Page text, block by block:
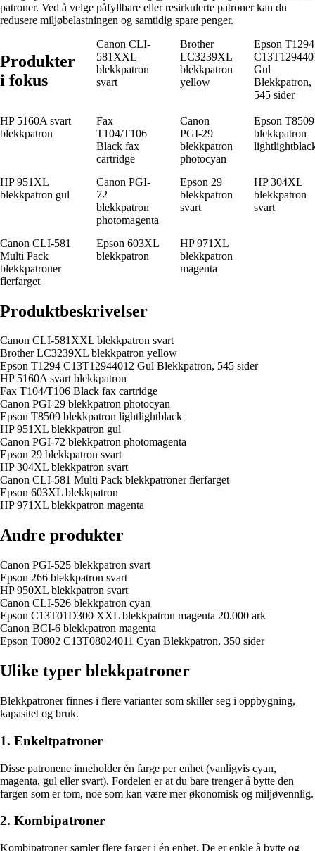
patroner. Ved å velge påfyllbare eller resirkulerte patroner kan du
redusere miljøbelastningen og samtidig spare penger.
Produkter
i fokus
Canon CLI-
581XXL
blekkpatron
svart
Brother
LC3239XL
blekkpatron
yellow
Epson T1294
Gul
Blekkpatron,
545 sider
HP 5160A svart
blekkpatron
Fax
T104/T106
Black fax
cartridge
Canon
PGI-29
blekkpatron
photocyan
Epson T8509
blekkpatron
HP 951XL
blekkpatron gul
Canon PGI-
72
blekkpatron
photomagenta
Epson 29
blekkpatron
svart
HP 304XL
blekkpatron
svart
Canon CLI-581
Multi Pack
blekkpatroner
flerfarget
Epson 603XL
blekkpatron
HP 971XL
blekkpatron
magenta
Produktbeskrivelser
Canon CLI-581XXL blekkpatron svart
Brother LC3239XL blekkpatron yellow
Epson T1294 C13T12944012 Gul Blekkpatron, 545 sider
HP 5160A svart blekkpatron
Fax T104/T106 Black fax cartridge
Canon PGI-29 blekkpatron photocyan
Epson T8509 blekkpatron lightlightblack
HP 951XL blekkpatron gul
Canon PGI-72 blekkpatron photomagenta
Epson 29 blekkpatron svart
HP 304XL blekkpatron svart
Canon CLI-581 Multi Pack blekkpatroner flerfarget
Epson 603XL blekkpatron
HP 971XL blekkpatron magenta
Andre produkter
Canon PGI-525 blekkpatron svart
Epson 266 blekkpatron svart
HP 950XL blekkpatron svart
Canon CLI-526 blekkpatron cyan
Epson C13T01D300 XXL blekkpatron magenta 20.000 ark
Canon BCI-6 blekkpatron magenta
Epson T0802 C13T08024011 Cyan Blekkpatron, 350 sider
Ulike typer blekkpatroner
Blekkpatroner finnes i flere varianter som skiller seg i oppbygning,
kapasitet og bruk.
1. Enkeltpatroner
Disse patronene inneholder én farge per enhet (vanligvis cyan,
magenta, gul eller svart). Fordelen er at du bare trenger å bytte den
fargen som er tom, noe som kan være mer økonomisk og miljøvennlig.
2. Kombipatroner
Kombipatroner samler flere farger i én enhet. De er enkle å bytte og